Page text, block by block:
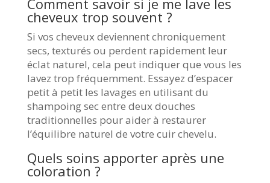
Comment savoir si je me lave les
cheveux trop souvent ?
Si vos cheveux deviennent chroniquement
secs, texturés ou perdent rapidement leur
éclat naturel, cela peut indiquer que vous les
lavez trop fréquemment. Essayez d’espacer
petit à petit les lavages en utilisant du
shampoing sec entre deux douches
traditionnelles pour aider à restaurer
l’équilibre naturel de votre cuir chevelu.
Quels soins apporter après une
coloration ?